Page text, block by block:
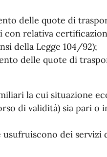
delle quote di
relativa
della Legge 104/92);
delle quote di
la cui situazione
di validità) sia pari o
dei servizi